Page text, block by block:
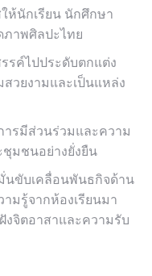
ห้นักเรียน นักศึกษา
าพศิลปะไทย
รค์ไปประดับตกแต่ง
วยงามและเป็นแหล่ง
ารมีส่วนร่วมและความ
มชนอย่างยั่งยืน
นขับเคลื่อนพันธกิจด้าน
มรู้จากห้องเรียนมา
จิตอาสาและความรับ